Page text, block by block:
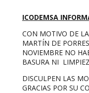
ICODEMSA
CON MOTIVO DE
MARTÍN DE
NOVIEMBRE NO
BASURA NI
DISCULPEN LAS
GRACIAS POR SU